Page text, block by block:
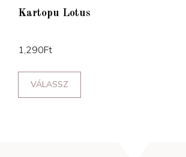
Kartopu Lotus
1,290Ft
VÁLASSZ